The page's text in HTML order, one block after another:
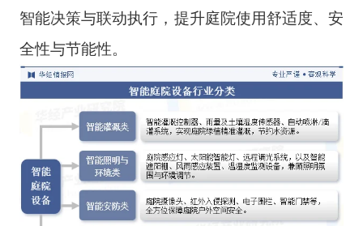
智能决策与联动执行，提升庭院使用舒适度、安
全性与节能性。